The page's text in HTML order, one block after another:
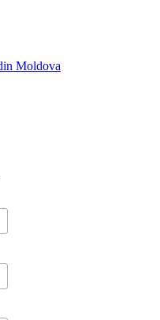
Moldova